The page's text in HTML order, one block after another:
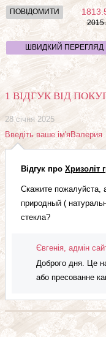
ПОВІДОМИТИ
ШВИДКИЙ ПЕРЕГЛЯД
1 ВІДГУК ВІД
28 січня 2025
Введіть ваше ім'яВалерия
Відгук про Хризоліт
Скажите пожалуйста,
природный (
стекла?
Євгенія, адмін
Доброго дня. Це
або пресованне